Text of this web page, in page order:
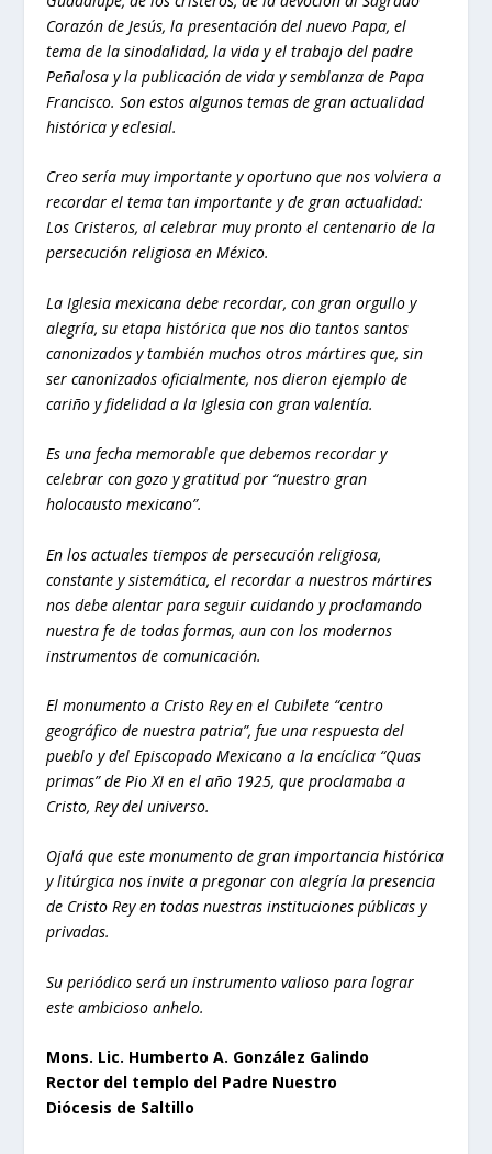
Corazón de Jesús, la presentación del nuevo Papa, el
tema de la sinodalidad, la vida y el trabajo del padre
Peñalosa y la publicación de vida y semblanza de Papa
Francisco. Son estos algunos temas de gran actualidad
histórica y eclesial.
Creo sería muy importante y oportuno que nos volviera a
recordar el tema tan importante y de gran actualidad:
Los Cristeros, al celebrar muy pronto el centenario de la
persecución religiosa en México.
La Iglesia mexicana debe recordar, con gran orgullo y
alegría, su etapa histórica que nos dio tantos santos
canonizados y también muchos otros mártires que, sin
ser canonizados oficialmente, nos dieron ejemplo de
cariño y fidelidad a la Iglesia con gran valentía.
Es una fecha memorable que debemos recordar y
celebrar con gozo y gratitud por “nuestro gran
holocausto mexicano”.
En los actuales tiempos de persecución religiosa,
constante y sistemática, el recordar a nuestros mártires
nos debe alentar para seguir cuidando y proclamando
nuestra fe de todas formas, aun con los modernos
instrumentos de comunicación.
El monumento a Cristo Rey en el Cubilete “centro
geográfico de nuestra patria”, fue una respuesta del
pueblo y del Episcopado Mexicano a la encíclica “Quas
primas” de Pio XI en el año 1925, que proclamaba a
Cristo, Rey del universo.
Ojalá que este monumento de gran importancia histórica
y litúrgica nos invite a pregonar con alegría la presencia
de Cristo Rey en todas nuestras instituciones públicas y
privadas.
Su periódico será un instrumento valioso para lograr
este ambicioso anhelo.
Mons. Lic. Humberto A. González Galindo
Rector del templo del Padre Nuestro
Diócesis de Saltillo